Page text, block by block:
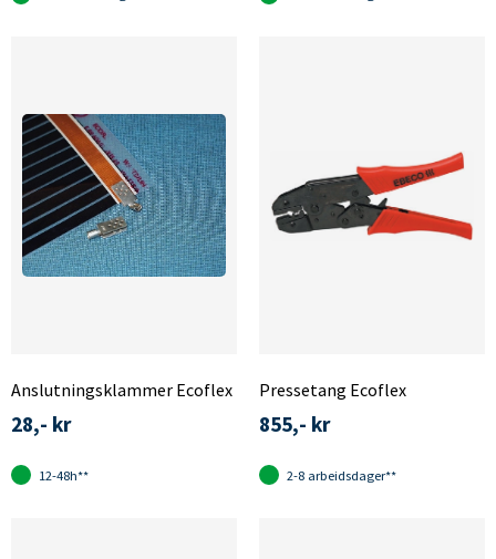
Anslutningsklammer Ecoflex
28,- kr
12-48h**
Pressetang Ecoflex
855,- kr
2-8 arbeidsdager**